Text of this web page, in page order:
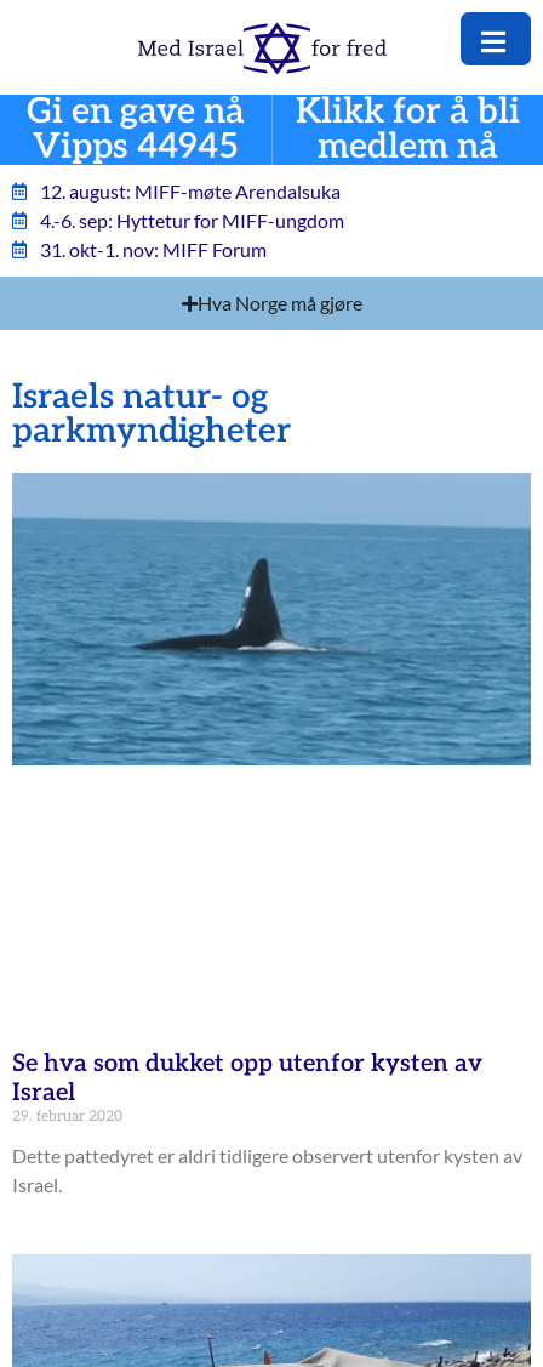
Gi en gave nå
Vipps 44945
Klikk for å bli
medlem nå
12. august: MIFF-møte Arendalsuka
4.-6. sep: Hyttetur for MIFF-ungdom
31. okt-1. nov: MIFF Forum
Hva Norge må gjøre
Israels natur- og
parkmyndigheter
Se hva som dukket opp utenfor kysten av
Israel
29. februar 2020
Dette pattedyret er aldri tidligere observert utenfor kysten av
Israel.